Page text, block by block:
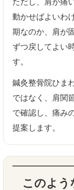
ただし、肩が痛
動かせばよいわ
期なのか、肩が
ずつ戻してよい
す。
鍼灸整骨院ひま
ではなく、肩関
で確認し、痛み
提案します。
このよう